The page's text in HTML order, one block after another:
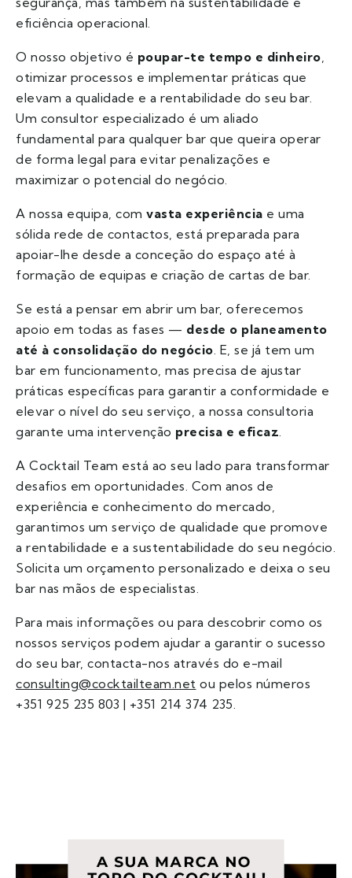
eficiência operacional.
O nosso objetivo é poupar-te tempo e dinheiro,
otimizar processos e implementar práticas que
elevam a qualidade e a rentabilidade do seu bar.
Um consultor especializado é um aliado
fundamental para qualquer bar que queira operar
de forma legal para evitar penalizações e
maximizar o potencial do negócio.
A nossa equipa, com vasta experiência e uma
sólida rede de contactos, está preparada para
apoiar-lhe desde a conceção do espaço até à
formação de equipas e criação de cartas de bar.
Se está a pensar em abrir um bar, oferecemos
apoio em todas as fases — desde o planeamento
até à consolidação do negócio. E, se já tem um
bar em funcionamento, mas precisa de ajustar
práticas específicas para garantir a conformidade e
elevar o nível do seu serviço, a nossa consultoria
garante uma intervenção precisa e eficaz.
A Cocktail Team está ao seu lado para transformar
desafios em oportunidades. Com anos de
experiência e conhecimento do mercado,
garantimos um serviço de qualidade que promove
a rentabilidade e a sustentabilidade do seu negócio.
Solicita um orçamento personalizado e deixa o seu
bar nas mãos de especialistas.
Para mais informações ou para descobrir como os
nossos serviços podem ajudar a garantir o sucesso
do seu bar, contacta-nos através do e-mail
consulting@cocktailteam.net ou pelos números
+351 925 235 803 | +351 214 374 235.